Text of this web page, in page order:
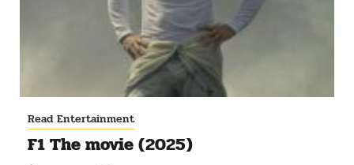
Read Entertainment
F1 The movie (2025)